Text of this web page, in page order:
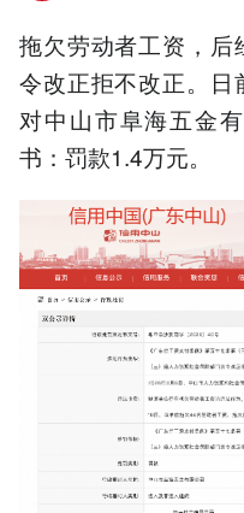
拖欠劳动者工资，
令改正拒不改正。
对中山市阜海五金
书：罚款1.4万元。